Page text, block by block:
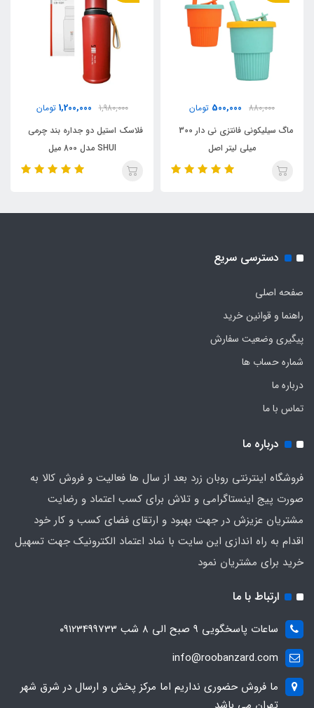
880,000
500,000 تومان
ماگ سیلیکونی فانتزی نی دار 300
میلی لیتر اصل
1,980,000
1,200,000 تومان
فلاسک استیل دو جداره بند چرمی
SHUI مدل 800 میل
دسترسی سریع
صفحه اصلی
راهنما و قوانین خرید
پیگیری وضعیت سفارش
شماره حساب ها
درباره ما
تماس با ما
درباره ما
فروشگاه اینترنتی روبان زرد بعد از سال ها فعالیت و فروش کالا به
صورت پیج اینستاگرامی و تلاش برای کسب اعتماد و رضایت
مشتریان عزیزش در جهت بهبود و ارتقای فضای کسب و کار خود
اقدام به راه اندازی این سایت با نماد اعتماد الکترونیک جهت تسهیل
خرید برای مشتریان نمود
ارتباط با ما
ساعات پاسخگویی ۹ صبح الی ۸ شب ۰۹۱23499733
info@roobanzard.com
ما فروش حضوری نداریم اما مرکز پخش و ارسال در شرق شهر